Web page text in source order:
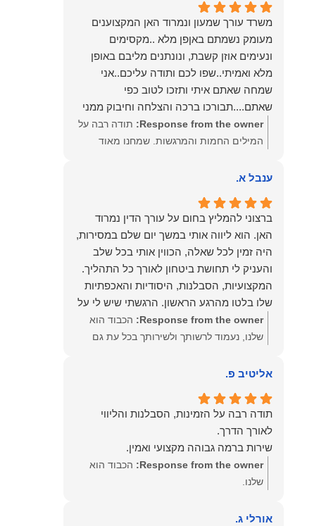
משרד עורך שמעון ונמרוד האן המקצוענים
מעומק נשמתם באןפן מלא ..מקסימים
ונעימים אוזן קשבת, ונונתנים מליבם באופן
מלא ואמיתי..שפו לכם ותודה עליכם..אני
שמחה שאתם איתי ותזכו לטוב כפי
שאתם....תבורכו ברכה והצלחה וחיבוק ממני
🙂😘💓
Response from the owner:
תודה רבה על
המילים החמות והמרגשות. שמחנו מאוד
שנתת בנו ונמשיך לעמוד לצידך וללוות אותך
הצלחה, ברכה ובשורות טובות. שמעון האן
משרד עורכי דין ונוטריון
ענבל א.
ברצוני להמליץ בחום על עורך הדין נמרוד
האן. הוא ליווה אותי במשך יום שלם במסירות,
היה זמין לכל שאלה, הכווין אותי בכל שלב
והעניק לי תחושת ביטחון לאורך כל התהליך.
המקצועיות, הסבלנות, היסודיות והאכפתיות
שלו בלטו מהרגע הראשון. הרגשתי שיש לי על
מי לסמוך, ואני ממליצה עליו מכל הלב לכל מי
שמחפש עורך דין מקצועי, אמין ומסור.
Response from the owner:
הכבוד הוא
שלנו, נעמוד לרשותך ולשירותך בכל עת גם
אליטיב פ.
תודה רבה על הזמינות, הסבלנות והליווי
שירות ברמה גבוהה מקצועי ואמין.
Response from the owner:
הכבוד הוא
שלנו.
אורלי ג.